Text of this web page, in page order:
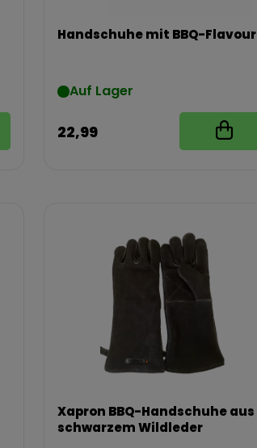
Handschuhe mit BBQ-Flavour
Auf Lager
22,99
Xapron BBQ-Handschuhe aus
schwarzem Wildleder